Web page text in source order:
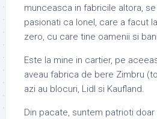
munceasca in fabricile altora,
pasionati ca Ionel, care a facut
zero, cu care tine oamenii si
Este la mine in cartier, pe
aveau fabrica de bere Zimbru
azi au blocuri, Lidl si Kaufland.
Din pacate, suntem patrioti